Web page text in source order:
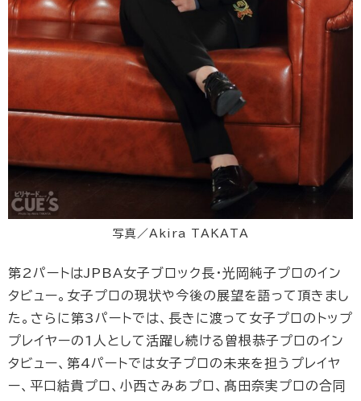
写真／Akira TAKATA
第2パートはJPBA女子ブロック長・光岡純子プロのイン
タビュー。女子プロの現状や今後の展望を語って頂きまし
た。さらに第3パートでは、長きに渡って女子プロのトップ
プレイヤーの1人として活躍し続ける曽根恭子プロのイン
タビュー、第4パートでは女子プロの未来を担うプレイヤ
ー、平口結貴プロ、小西さみあプロ、髙田奈実プロの合同